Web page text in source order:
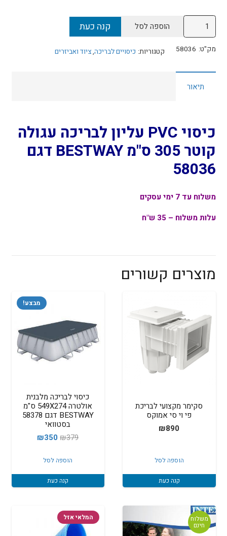
כמות
של
כיסוי
עליון
לבריכה
305
ס"מ
BESTWAY
דגם
הוספה לסל קנה כעת
מק"ט: 58036 קטגוריות: כיסויים לבריכה,ציוד ואביזרים
תיאור
כיסוי PVC עליון לבריכה עגולה
קוטר 305 ס"מ BESTWAY דגם
58036
משלוח עד 7 ימי עסקים
עלות משלוח – 35 ש"ח
מוצרים קשורים
סקימר מקצועי לבריכת
פי וי סי אמוקס
₪890
הוספה לסל
קנה כעת
מבצע!
כיסוי לבריכה מלבנית
אולטרה 549X274 ס"מ
BESTWAY דגם 58378
בסטוואי
₪379
המחיר
היה:
₪379.
₪350
המחיר
₪350.
הוספה לסל
קנה כעת
משלוח
חינם
המלאי אזל